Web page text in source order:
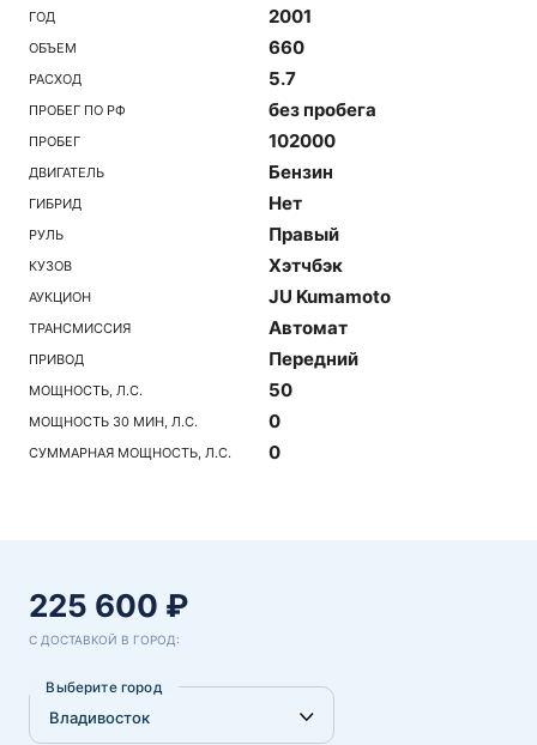
ГОД 2001
ОБЪЕМ 660
РАСХОД 5.7
ПРОБЕГ ПО РФ без пробега
ПРОБЕГ 102000
ДВИГАТЕЛЬ Бензин
ГИБРИД Нет
РУЛЬ Правый
КУЗОВ Хэтчбэк
АУКЦИОН JU Kumamoto
ТРАНСМИССИЯ Автомат
ПРИВОД Передний
МОЩНОСТЬ, Л.С. 50
МОЩНОСТЬ 30 МИН, Л.С. 0
СУММАРНАЯ МОЩНОСТЬ, Л.С. 0
225 600 ₽
С ДОСТАВКОЙ В ГОРОД:
Выберите город